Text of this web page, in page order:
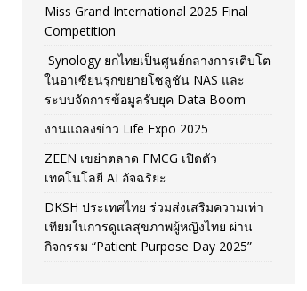
Miss Grand International 2025 Final
Competition
Synology ยกไทยเป็นศูนย์กลางการเติบโต
ในอาเซียนรุกขยายโซลูชัน NAS และ
ระบบจัดการข้อมูลรับยุค Data Boom
งานแถลงข่าว Life Expo 2025
ZEEN เขย่าตลาด FMCG เปิดตัว
เทคโนโลยี AI อัจฉริยะ
DKSH ประเทศไทย ร่วมส่งเสริมความเท่า
เทียมในการดูแลสุขภาพผู้หญิงไทย ผ่าน
กิจกรรม “Patient Purpose Day 2025”